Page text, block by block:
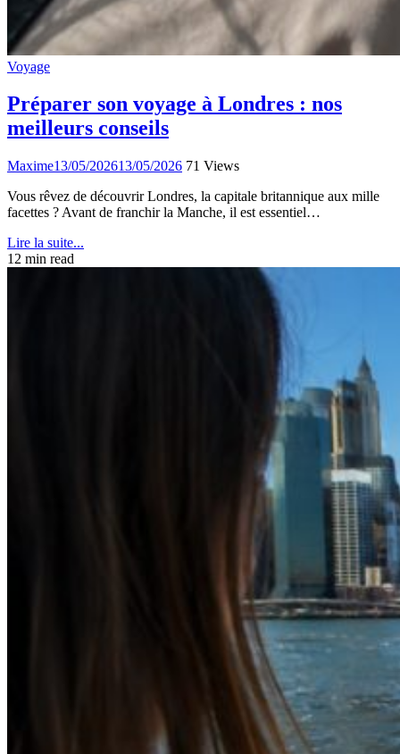
Voyage
Préparer son voyage à Londres : nos
meilleurs conseils
Maxime13/05/202613/05/2026 71 Views
Vous rêvez de découvrir Londres, la capitale britannique aux mille
facettes ? Avant de franchir la Manche, il est essentiel…
Lire la suite...
12 min read